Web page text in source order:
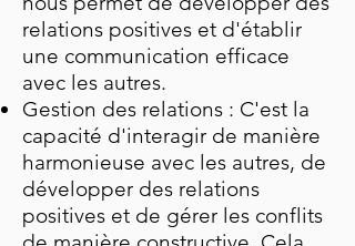
relations positives et d'établir
une communication efficace
avec les autres.
Gestion des relations : C'est la
capacité d'interagir de manière
harmonieuse avec les autres, de
développer des relations
positives et de gérer les conflits